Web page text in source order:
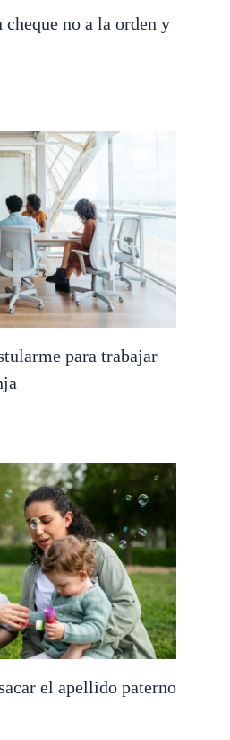
no a la orden y
para trabajar
el apellido paterno